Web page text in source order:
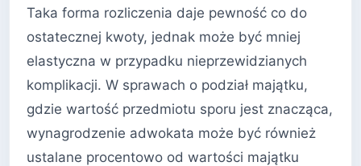
Taka forma rozliczenia daje pewność co do
ostatecznej kwoty, jednak może być mniej
elastyczna w przypadku nieprzewidzianych
komplikacji. W sprawach o podział majątku,
gdzie wartość przedmiotu sporu jest znacząca,
wynagrodzenie adwokata może być również
ustalane procentowo od wartości majątku